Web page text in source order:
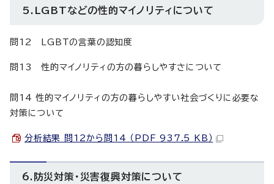
5.LGBTなどの性的マイノリティについて
問12 LGBTの言葉の認知度
問13 性的マイノリティの方の暮らしやすさについて
問14 性的マイノリティの方の暮らしやすい社会づくりに必要な
対策について
分析結果 問12から問14 （PDF 937.5 KB）
6.防災対策・災害復興対策について